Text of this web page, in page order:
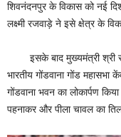
शिवनंदनपुर के विकास को नई
लक्ष्मी रजवाड़े ने इसे क्षेत्र के
इसके बाद मुख्यमंत्री श्री
भारतीय गोंडवाना गोंड महासभा
गोंडवाना भवन का लोकार्पण
पहनाकर और पीला चावल का